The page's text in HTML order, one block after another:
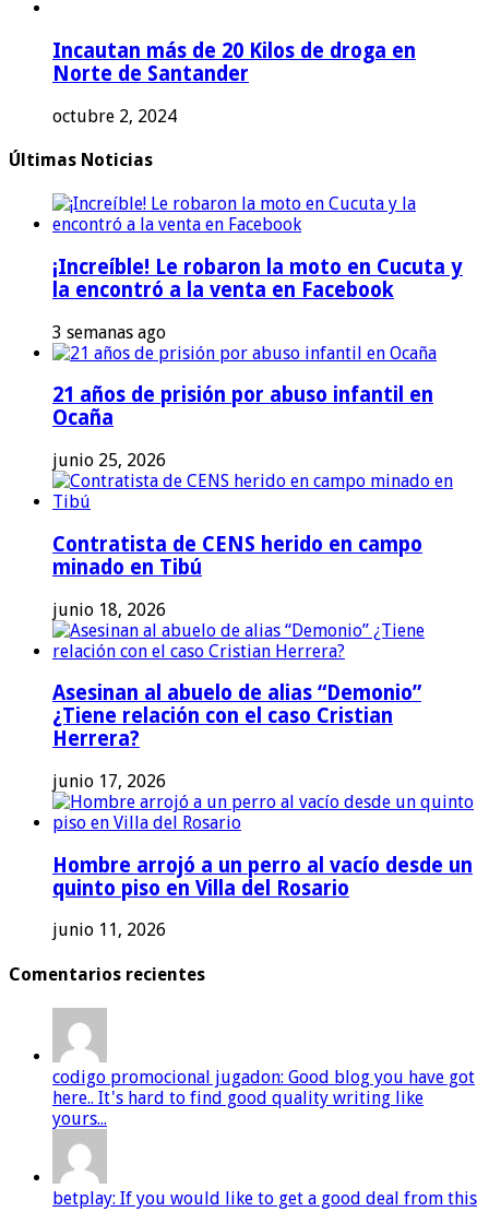
Incautan más de 20 Kilos de droga en
Norte de Santander
octubre 2, 2024
Últimas Noticias
¡Increíble! Le robaron la moto en Cucuta y
la encontró a la venta en Facebook
3 semanas ago
21 años de prisión por abuso infantil en
Ocaña
junio 25, 2026
Contratista de CENS herido en campo
minado en Tibú
junio 18, 2026
Asesinan al abuelo de alias “Demonio”
¿Tiene relación con el caso Cristian
Herrera?
junio 17, 2026
Hombre arrojó a un perro al vacío desde un
quinto piso en Villa del Rosario
junio 11, 2026
Comentarios recientes
codigo promocional jugadon: Good blog you have got
here.. It's hard to find good quality writing like
yours...
betplay: If you would like to get a good deal from this